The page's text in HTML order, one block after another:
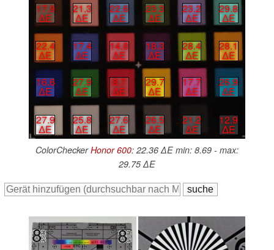
17.9
∆E
21.3
∆E
22.6
∆E
23.3
∆E
23.2
∆E
29.8
∆E
22.4
∆E
17.4
∆E
14.8
∆E
18.3
∆E
28.4
∆E
28.1
∆E
16.6
∆E
27.9
∆E
8.7
∆E
29.7
∆E
17.7
∆E
26.9
∆E
27.9
∆E
25.8
∆E
27.6
∆E
26.5
∆E
21.2
∆E
12.9
∆E
ColorCheckerHonor 600: 22.36 ∆E min: 8.69 - max:
29.75 ∆E